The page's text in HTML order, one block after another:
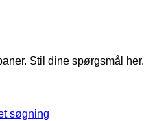
Stil dine spørgsmål her.
søgning